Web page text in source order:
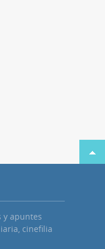
y apuntes
cinefilia